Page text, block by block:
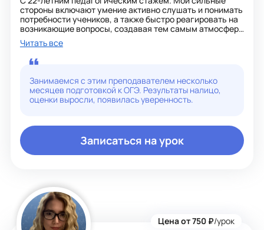
стороны включают умение активно слушать и понимать
потребности учеников, а также быстро реагировать на
возникающие вопросы, создавая тем самым атмосферу
конструктивного общения. Я уверенно владею
различными компьютерными программами, умею
методологически структурировать лекции и
эффективно справляться с непредвиденными
ситуациями. Мой творческий подход к организации
обучения, вместе с мастерством работы на
интерактивной доске и способностью внедрять
разнообразные методики, позволяет мне обеспечивать
каждому ученику.
Личные качества:
Я пунктуальна, ответственна и хорошо
обучаемости, что важно как для меня, так и для моих
учеников. С каждым годом я стремлюсь развиваться и
улучшать свои навыки, чтобы вдохновлять и
поддерживать учеников на пути к их целям!
Читать все
Занимаемся с этим преподавателем несколько
месяцев подготовкой к ОГЭ. Результаты налицо,
оценки выросли, появилась уверенность.
Записаться на урок
Цена от 750 ₽/урок